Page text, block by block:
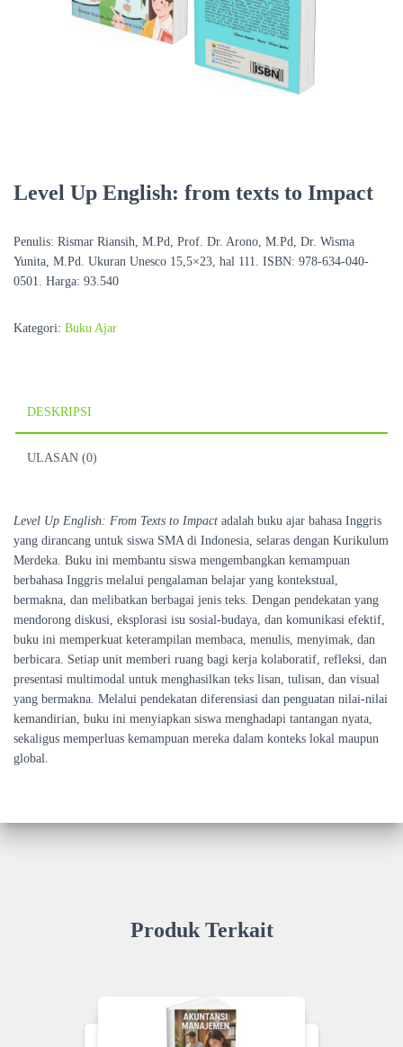
Level Up English: from texts to Impact
Penulis: Rismar Riansih, M.Pd, Prof. Dr. Arono, M.Pd, Dr. Wisma
Yunita, M.Pd. Ukuran Unesco 15,5×23, hal 111. ISBN: 978-634-040-
0501. Harga: 93.540
Kategori: Buku Ajar
DESKRIPSI
ULASAN (0)
Level Up English: From Texts to Impact adalah buku ajar bahasa Inggris
yang dirancang untuk siswa SMA di Indonesia, selaras dengan Kurikulum
Merdeka. Buku ini membantu siswa mengembangkan kemampuan
berbahasa Inggris melalui pengalaman belajar yang kontekstual,
bermakna, dan melibatkan berbagai jenis teks. Dengan pendekatan yang
mendorong diskusi, eksplorasi isu sosial-budaya, dan komunikasi efektif,
buku ini memperkuat keterampilan membaca, menulis, menyimak, dan
berbicara. Setiap unit memberi ruang bagi kerja kolaboratif, refleksi, dan
presentasi multimodal untuk menghasilkan teks lisan, tulisan, dan visual
yang bermakna. Melalui pendekatan diferensiasi dan penguatan nilai-nilai
kemandirian, buku ini menyiapkan siswa menghadapi tantangan nyata,
sekaligus memperluas kemampuan mereka dalam konteks lokal maupun
global.
Produk Terkait